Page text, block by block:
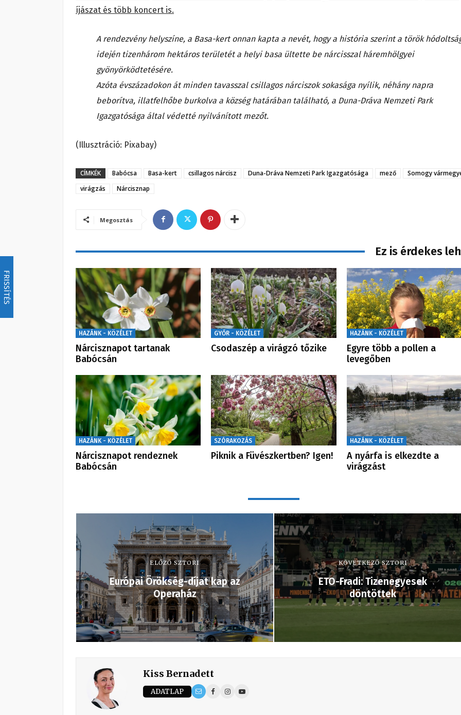
FRISSÍTÉS
íjászat és több koncert is.
A rendezvény helyszíne, a Basa-kert onnan kapta a nevét, hogy a história szerint a török
idején tizenhárom hektáros területét a helyi basa ültette be nárcisszal háremhölgyei
gyönyörködtetésére.
Azóta évszázadokon át minden tavasszal csillagos nárciszok sokasága nyílik, néhány napra
beborítva, illatfelhőbe burkolva a község határában található, a Duna-Dráva Nemzeti Park
Igazgatósága által védetté nyilvánított mezőt.
(Illusztráció: Pixabay)
CÍMKÉK Babócsa Basa-kert csillagos nárcisz Duna-Dráva Nemzeti Park Igazgatósága mező
Somogy
virágzás
Nárcisznap
Megosztás
Ez is érdekes
HAZÁNK - KÖZÉLET
Nárcisznapot tartanak
Babócsán
GYŐR - KÖZÉLET
Csodaszép a virágzó tőzike
HAZÁNK - KÖZÉLET
Egyre több a pollen a
levegőben
HAZÁNK - KÖZÉLET
Nárcisznapot rendeznek
Babócsán
SZÓRAKOZÁS
Piknik a Füvészkertben? Igen!
HAZÁNK - KÖZÉLET
A nyárfa is elkezdte a
virágzást
ELŐZŐ SZTORI
Európai Örökség-díjat kap az
Operaház
KÖVETKEZŐ SZTORI
ETO-Fradi: Tizenegyesek
döntöttek
Kiss Bernadett
ADATLAP